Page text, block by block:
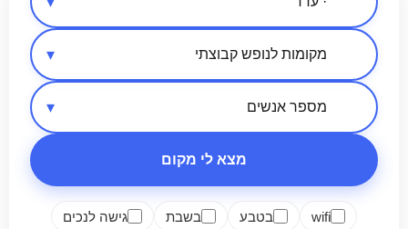
אזור בארץ
סיווג מקום
מספר אנשים
מצא לי מקום
wifi בטבע בשבת
גישה לנכים